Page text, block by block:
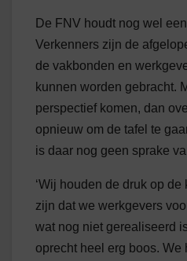
De FNV houdt nog wel
Verkenners zijn de
de vakbonden en
kunnen worden gebracht.
perspectief komen, dan
opnieuw om de tafel te
is daar nog geen sprake
‘Wij houden de druk op
zijn dat we werkgevers
wat nog niet gerealiseerd
oprecht heel erg boos.